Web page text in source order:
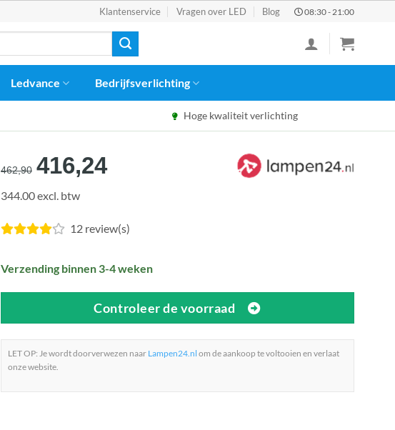
Klantenservice Vragen over LED Blog 08:30 - 21:00
Ledvance Bedrijfsverlichting
Hoge kwaliteit verlichting
462,90 Oorspronkelijke
prijs
€462,90.
416,24Huidige
€416,24.
344.00 excl. btw
12 review(s)
Verzending binnen 3-4 weken
Controleer de voorraad
LET OP: Je wordt doorverwezen naar Lampen24.nl om de aankoop te voltooien en verlaat
onze website.